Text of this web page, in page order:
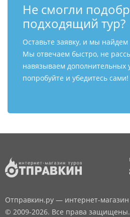
Не смогли
подходящий тур?
Оставьте заявку, и мы
Мы отвечаем быстро, не
навязываем дополнительных
попробуйте и убедитесь сами!
Отправкин.ру — интернет-магазин
© 2009-2026. Все права защищены.